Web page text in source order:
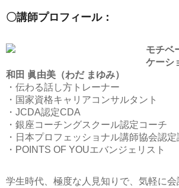
〇講師プロフィール：
モチベ
ケーシ
和田 眞由美（わだ まゆみ）
・伝わる話し方トレーナー
・国家資格キャリアコンサルタント
・JCDA認定CDA
・銀座コーチングスクール認定コーチ
・日本プロフェッショナル講師協会認定
・POINTS OF YOUエバンジェリスト
学生時代、極度な人見知りで、気軽に